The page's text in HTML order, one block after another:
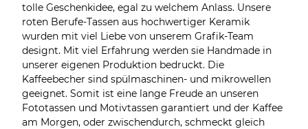
tolle Geschenkidee, egal zu welchem Anlass. Unsere
roten Berufe-Tassen aus hochwertiger Keramik
wurden mit viel Liebe von unserem Grafik-Team
designt. Mit viel Erfahrung werden sie Handmade in
unserer eigenen Produktion bedruckt. Die
Kaffeebecher sind spülmaschinen- und mikrowellen
geeignet. Somit ist eine lange Freude an unseren
Fototassen und Motivtassen garantiert und der Kaffee
am Morgen, oder zwischendurch, schmeckt gleich